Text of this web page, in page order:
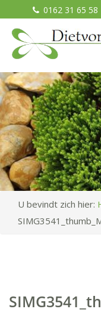
0162 31 65 58
U bevindt zich hier: